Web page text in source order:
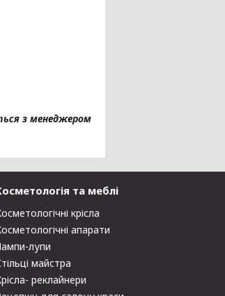
з менеджером
та меблі
крісла
апарати
лупи
майстра
реклайнери